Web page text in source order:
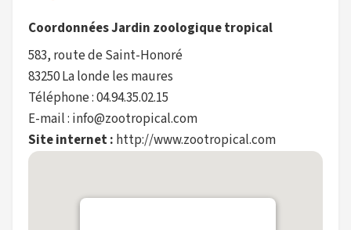
Coordonnées Jardin zoologique tropical
583, route de Saint-Honoré
83250 La londe les maures
Téléphone : 04.94.35.02.15
E-mail : info@zootropical.com
Site internet : http://www.zootropical.com